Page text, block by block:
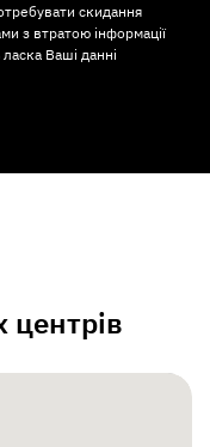
скидання
з втратою інформації
Ваші данні
центрів